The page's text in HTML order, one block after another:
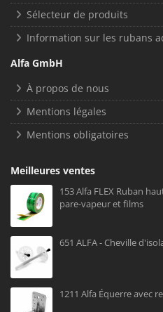
Sélecteur de produits
Information sur les rubans
Alfa GmbH
À propos de nous
Mentions légales
Mentions obligatoires
Meilleures ventes
153 Alfa FLEX Ruban
pare-vapeur et films
651 ALFA - Cheville
1211 Alfa Équerre avec